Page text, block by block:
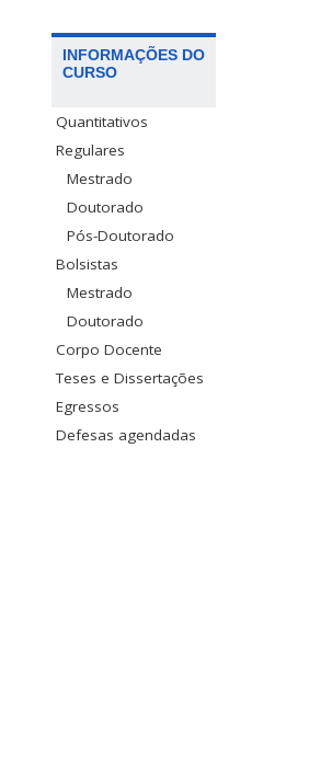
INFORMAÇÕES DO
CURSO
Quantitativos
Regulares
Mestrado
Doutorado
Pós-Doutorado
Bolsistas
Mestrado
Doutorado
Corpo Docente
Teses e Dissertações
Egressos
Defesas agendadas